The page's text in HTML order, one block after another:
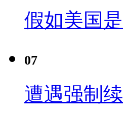
假如美国
07
遭遇强制